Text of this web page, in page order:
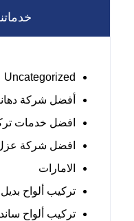
Uncategorized
أفضل شركة
افضل خدمات
افضل شركة
الامارات
تركيب ألواح
تركيب ألواح